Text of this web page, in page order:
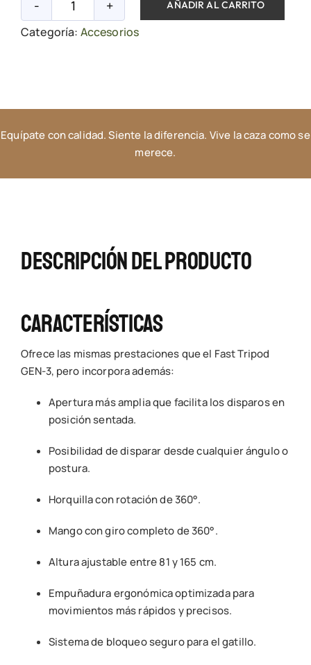
Trípode
ARCEA
Tripod
AÑADIR AL CARRITO
Categoría: Accesorios
Equípate con calidad. Siente la diferencia. Vive la caza como se
merece.
Descripción Del Producto
Características
Ofrece las mismas prestaciones que el Fast Tripod
GEN-3, pero incorpora además:
Apertura más amplia que facilita los disparos en
posición sentada.
Posibilidad de disparar desde cualquier ángulo o
postura.
Horquilla con rotación de 360°.
Mango con giro completo de 360°.
Altura ajustable entre 81 y 165 cm.
Empuñadura ergonómica optimizada para
movimientos más rápidos y precisos.
Sistema de bloqueo seguro para el gatillo.